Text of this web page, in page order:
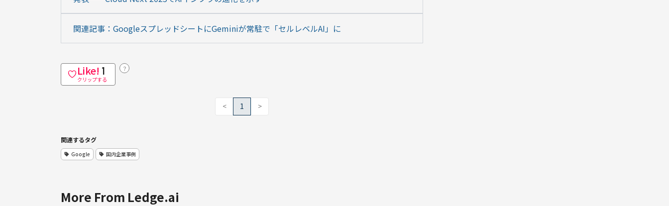
関連記事：GoogleスプレッドシートにGeminiが常駐で「セルレベルAI」に
Like! 1
クリップする
？
< 1 >
関連するタグ
Google 国内企業事例
More From Ledge.ai